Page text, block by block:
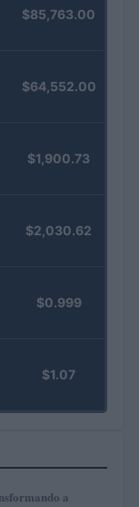
$85,763.00
$64,552.00
$1,900.73
$2,030.62
$0.999
$1.07
a